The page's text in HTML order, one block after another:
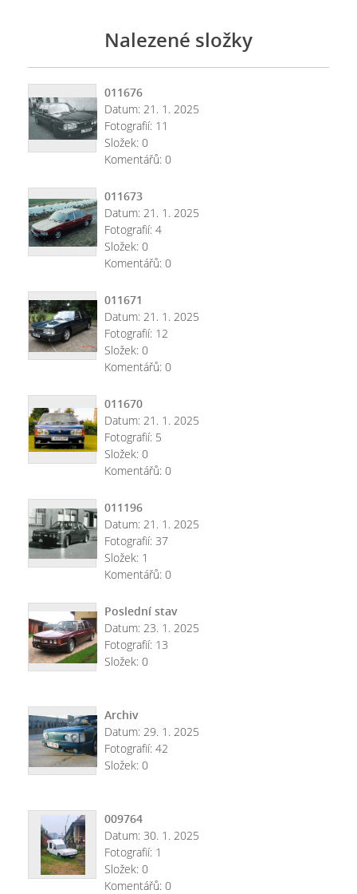
Nalezené složky
011676
Datum: 21. 1. 2025
Fotografií: 11
Složek: 0
Komentářů: 0
011673
Datum: 21. 1. 2025
Fotografií: 4
Složek: 0
Komentářů: 0
011671
Datum: 21. 1. 2025
Fotografií: 12
Složek: 0
Komentářů: 0
011670
Datum: 21. 1. 2025
Fotografií: 5
Složek: 0
Komentářů: 0
011196
Datum: 21. 1. 2025
Fotografií: 37
Složek: 1
Komentářů: 0
Poslední stav
Datum: 23. 1. 2025
Fotografií: 13
Složek: 0
Archiv
Datum: 29. 1. 2025
Fotografií: 42
Složek: 0
009764
Datum: 30. 1. 2025
Fotografií: 1
Složek: 0
Komentářů: 0